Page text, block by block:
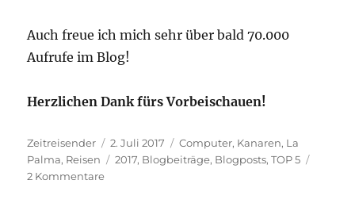
Auch freue ich mich sehr über bald 70.000
Aufrufe im Blog!
Herzlichen Dank fürs Vorbeischauen!
Autor
Zeitreisender
Veröffentlicht
am
2. Juli 2017 Kategorien
Computer, Kanaren, La
Palma, Reisen Schlagwörter
2017, Blogbeiträge, Blogposts,TOP 5
2 Kommentarezu